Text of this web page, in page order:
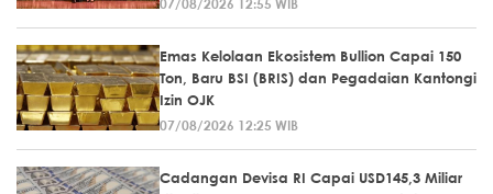
Emas Kelolaan Ekosistem Bullion Capai 150
Ton, Baru BSI (BRIS) dan Pegadaian Kantongi
Izin OJK
07/08/2026 12:25 WIB
Cadangan Devisa RI Capai USD145,3 Miliar